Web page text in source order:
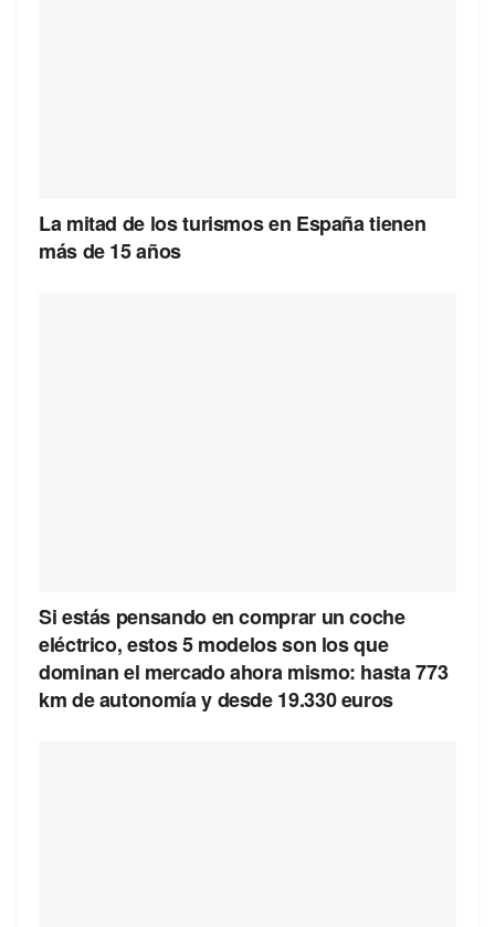
La mitad de los turismos en España tienen
más de 15 años
Si estás pensando en comprar un coche
eléctrico, estos 5 modelos son los que
dominan el mercado ahora mismo: hasta 773
km de autonomía y desde 19.330 euros